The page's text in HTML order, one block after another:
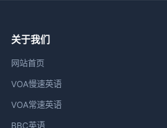
关于我们
网站首页
VOA慢速英语
VOA常速英语
BBC英语